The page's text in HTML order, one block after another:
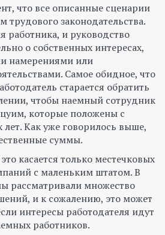
что все описанные сценарии
трудового законодательства.
работника, и руководство
о собственных интересах,
намерениями или
Самое обидное, что
старается обратить
чтобы наемный сотрудник
которые положены с
лет. Как уже говорилось выше,
суммы.
касается только местечковых
с маленьким штатом. В
рассматривали множество
и к сожалению, это может
интересы работодателя идут
работников.